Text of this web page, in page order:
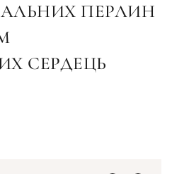
ПЕРЛИН
СЕРДЕЦЬ